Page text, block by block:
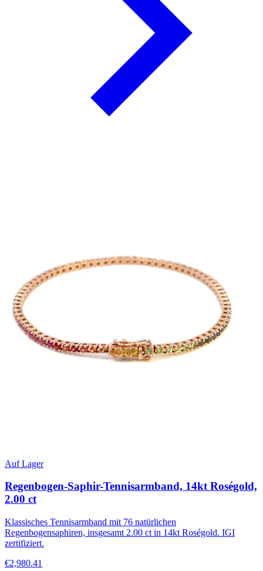
Auf Lager
Regenbogen-Saphir-Tennisarmband, 14kt Roségold,
2.00 ct
Klassisches Tennisarmband mit 76 natürlichen
Regenbogensaphiren, insgesamt 2.00 ct in 14kt Roségold. IGI
zertifiziert.
€2,980.41